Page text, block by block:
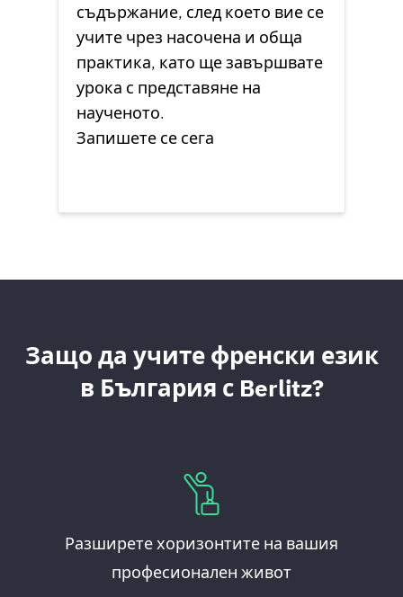
съдържание, след което вие се
учите чрез насочена и обща
практика, като ще завършвате
урока с представяне на
наученото.
Запишете се сега
Защо да учите френски език
в България с Berlitz?
Разширете хоризонтите на вашия
професионален живот